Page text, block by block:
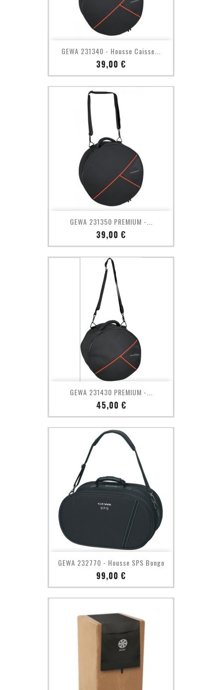
GEWA 231340 - Housse Caisse...
Prix
39,00 €
GEWA 231350 PREMIUM -...
Prix
39,00 €
GEWA 231430 PREMIUM -...
Prix
45,00 €
GEWA 232770 - Housse SPS Bongo
Prix
99,00 €